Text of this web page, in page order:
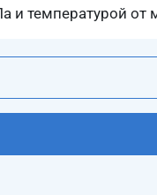
и температурой от